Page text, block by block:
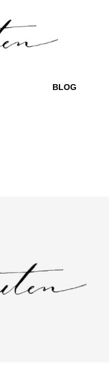
BLOG